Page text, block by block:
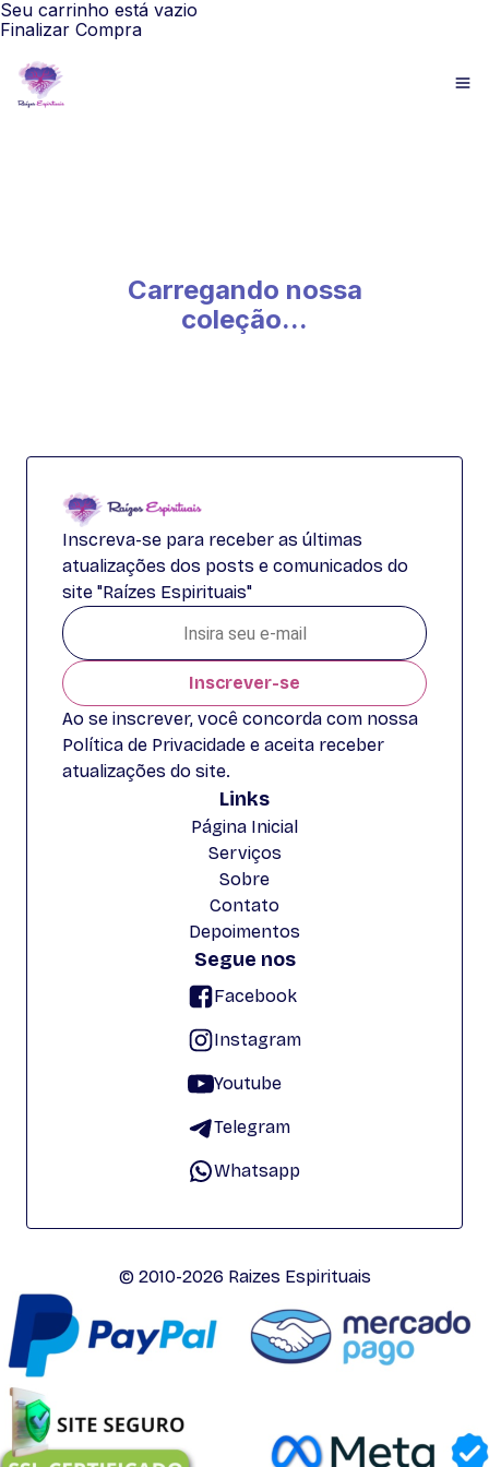
Seu carrinho está vazio
Finalizar Compra
Carregando nossa
coleção...
Inscreva-se para receber as últimas
atualizações dos posts e comunicados do
site "Raízes Espirituais"
Inscrever-se
Ao se inscrever, você concorda com nossa
Política de Privacidade e aceita receber
atualizações do site.
Links
Página Inicial
Serviços
Sobre
Contato
Depoimentos
Segue nos
Facebook
Instagram
Youtube
Telegram
Whatsapp
© 2010-2026 Raizes Espirituais